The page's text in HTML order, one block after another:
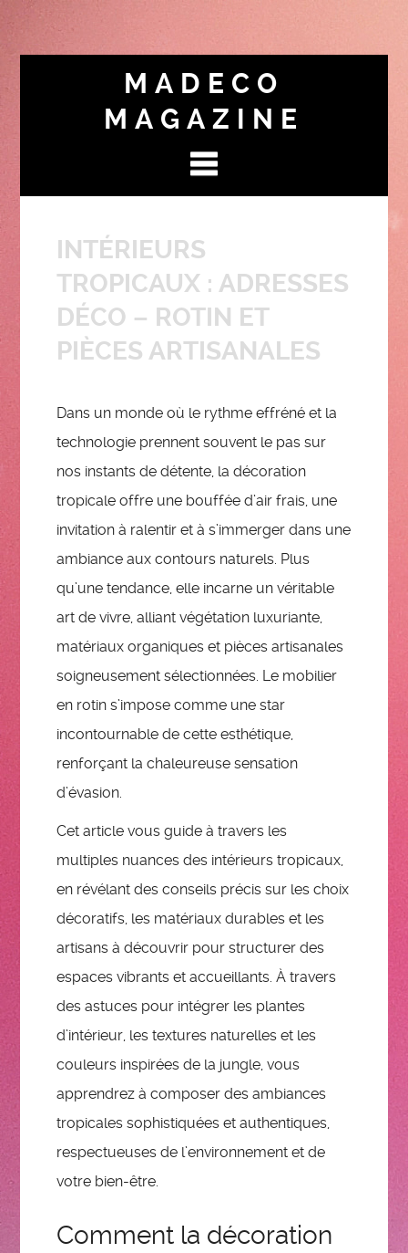
MADECO
MAGAZINE
INTÉRIEURS
TROPICAUX : ADRESSES
DÉCO – ROTIN ET
PIÈCES ARTISANALES
Dans un monde où le rythme effréné et la
technologie prennent souvent le pas sur
nos instants de détente, la décoration
tropicale offre une bouffée d’air frais, une
invitation à ralentir et à s’immerger dans une
ambiance aux contours naturels. Plus
qu’une tendance, elle incarne un véritable
art de vivre, alliant végétation luxuriante,
matériaux organiques et pièces artisanales
soigneusement sélectionnées. Le mobilier
en rotin s’impose comme une star
incontournable de cette esthétique,
renforçant la chaleureuse sensation
d’évasion.
Cet article vous guide à travers les
multiples nuances des intérieurs tropicaux,
en révélant des conseils précis sur les choix
décoratifs, les matériaux durables et les
artisans à découvrir pour structurer des
espaces vibrants et accueillants. À travers
des astuces pour intégrer les plantes
d’intérieur, les textures naturelles et les
couleurs inspirées de la jungle, vous
apprendrez à composer des ambiances
tropicales sophistiquées et authentiques,
respectueuses de l’environnement et de
votre bien-être.
Comment la décoration